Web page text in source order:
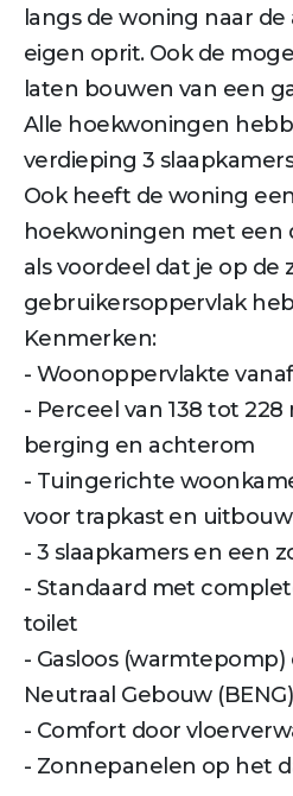
langs de woning naar
eigen oprit. Ook de
laten bouwen van een
Alle hoekwoningen
verdieping 3
Ook heeft de woning
hoekwoningen met een
als voordeel dat je op de
gebruikersoppervlak
Kenmerken:
- Woonoppervlakte vanaf
- Perceel van 138 tot
berging en achterom
- Tuingerichte
voor trapkast en uitbouw
- 3 slaapkamers en een
- Standaard met
toilet
- Gasloos (warmtepomp)
Neutraal Gebouw (BENG)
- Comfort door
- Zonnepanelen op het